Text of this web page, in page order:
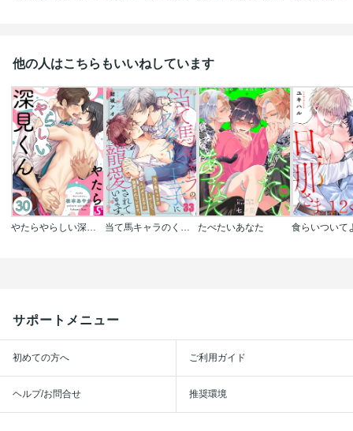
他の人はこちらもいいねしています
やたらやらしい深見くん 当て馬キャラのくせして、スパダリ王子に寵愛されています。 たべたいあなた
サポートメニュー
初めての方へ ご利用ガイド
ヘルプ/お問合せ 推奨環境